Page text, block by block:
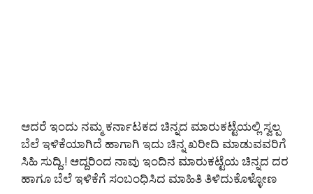
ಆದರೆ ಇಂದು ನಮ್ಮ ಕರ್ನಾಟಕದ ಚಿನ್ನದ ಮಾರುಕಟ್ಟೆಯಲ್ಲಿ ಸ್ವಲ್ಪ
ಬೆಲೆ ಇಳಿಕೆಯಾಗಿದೆ ಹಾಗಾಗಿ ಇದು ಚಿನ್ನ ಖರೀದಿ ಮಾಡುವವರಿಗೆ
ಸಿಹಿ ಸುದ್ದಿ.! ಆದ್ದರಿಂದ ನಾವು ಇಂದಿನ ಮಾರುಕಟ್ಟೆಯ ಚಿನ್ನದ ದರ
ಹಾಗೂ ಬೆಲೆ ಇಳಿಕೆಗೆ ಸಂಬಂಧಿಸಿದ ಮಾಹಿತಿ ತಿಳಿದುಕೊಳ್ಳೋಣ